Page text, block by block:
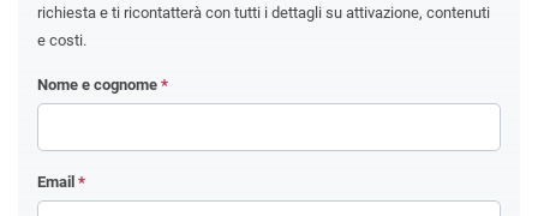
richiesta e ti ricontatterà con tutti i dettagli su attivazione, contenuti
e costi.
Nome e cognome *
Email *